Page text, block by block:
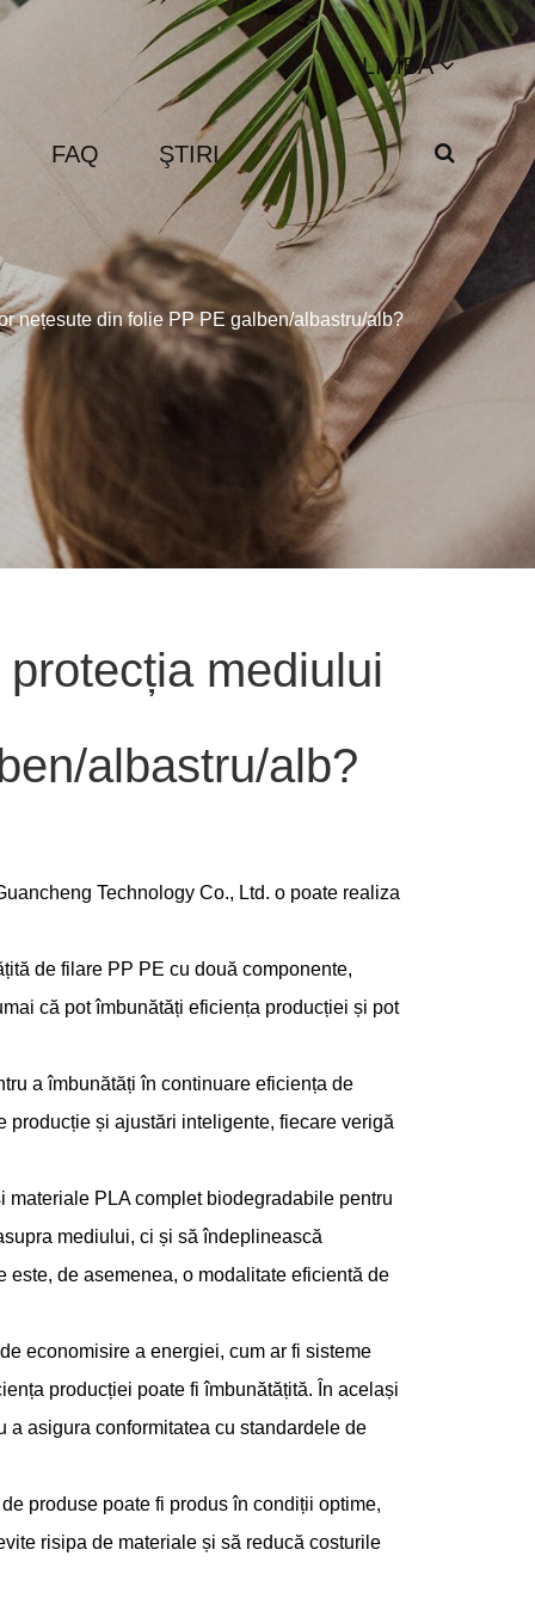
LIMBA
FAQ ŞTIRI
nețesute din folie PP PE galben/albastru/alb?
mediului
albastru/alb?
Technology Co., Ltd. o poate realiza
de filare PP PE cu două componente,
că pot îmbunătăți eficiența producției și pot
a îmbunătăți în continuare eficiența de
și ajustări inteligente, fiecare verigă
PLA complet biodegradabile pentru
mediului, ci și să îndeplinească
de asemenea, o modalitate eficientă de
economisire a energiei, cum ar fi sisteme
producției poate fi îmbunătățită. În același
a asigura conformitatea cu standardele de
produse poate fi produs în condiții optime,
risipa de materiale și să reducă costurile